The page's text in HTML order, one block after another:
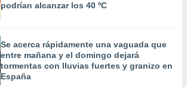
podrían alcanzar los 40 ºC
Se acerca rápidamente una vaguada que
entre mañana y el domingo dejará
tormentas con lluvias fuertes y granizo en
España